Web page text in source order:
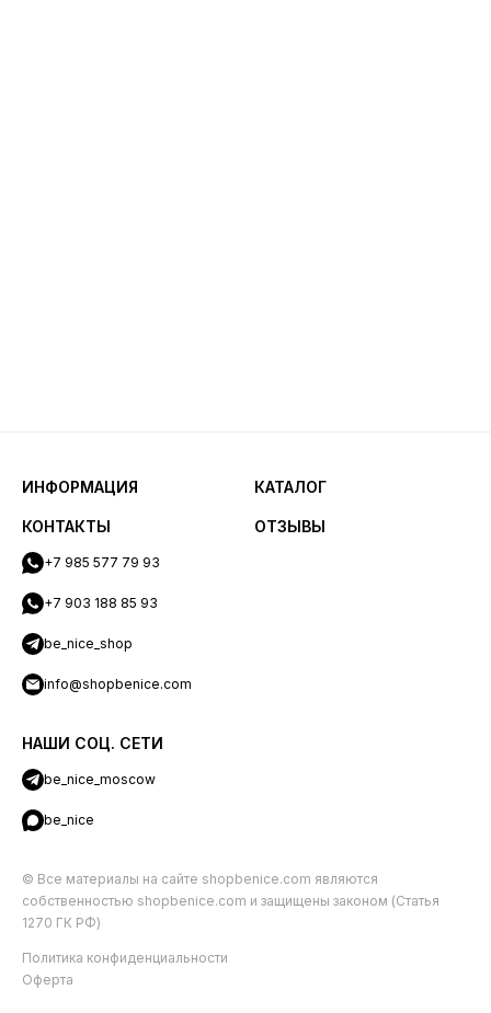
ИНФОРМАЦИЯ КАТАЛОГ
КОНТАКТЫ
+7 985 577 79 93
+7 903 188 85 93
be_nice_shop
info@shopbenice.com
НАШИ СОЦ. СЕТИ
be_nice_moscow
be_nice
ОТЗЫВЫ
© Все материалы на сайте shopbenice.com являются
собственностью shopbenice.com и защищены законом (Статья
1270 ГК РФ)
Политика конфиденциальности
Оферта